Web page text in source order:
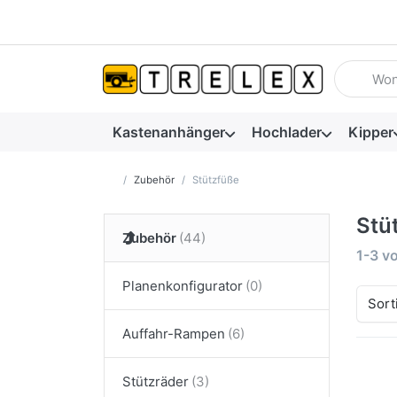
Geben
Kastenanhänger Hochlader Kipper
Startseite
Zubehör Stützfüße
Zubehör
Planenkonfigurator
Auffahr-Rampen
Stützräder
1-3